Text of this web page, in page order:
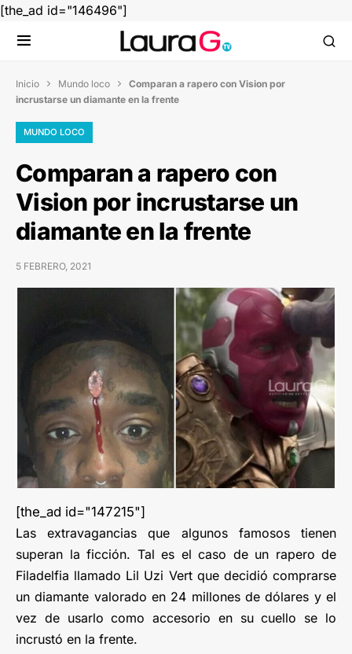
[the_ad id="146496"]
Inicio  Mundo loco  Comparan a rapero con Vision por
incrustarse un diamante en la frente
MUNDO LOCO
Comparan a rapero con
Vision por incrustarse un
diamante en la frente
5 FEBRERO, 2021
[the_ad id="147215"]
Las extravagancias que algunos famosos tienen
superan la ficción. Tal es el caso de un rapero de
Filadelfia llamado Lil Uzi Vert que decidió comprarse
un diamante valorado en 24 millones de dólares y el
vez de usarlo como accesorio en su cuello se lo
incrustó en la frente.